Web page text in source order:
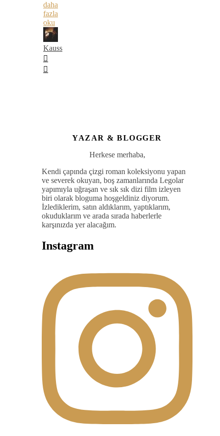
daha
fazla
oku
Kauss
YAZAR & BLOGGER
Herkese merhaba,
Kendi çapında çizgi roman koleksiyonu yapan
ve severek okuyan, boş zamanlarında Legolar
yapımıyla uğraşan ve sık sık dizi film izleyen
biri olarak bloguma hoşgeldiniz diyorum.
İzlediklerim, satın aldıklarım, yaptıklarım,
okuduklarım ve arada sırada haberlerle
karşınızda yer alacağım.
Instagram